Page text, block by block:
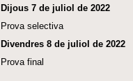
Dijous 7 de juliol de 2022
Prova selectiva
Divendres 8 de juliol de 2022
Prova final